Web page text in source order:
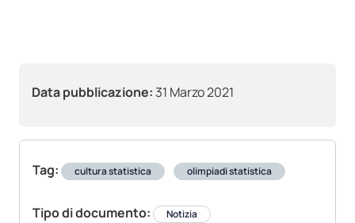
Data pubblicazione: 31 Marzo 2021
Tag: cultura statistica olimpiadi statistica
Tipo di documento: Notizia